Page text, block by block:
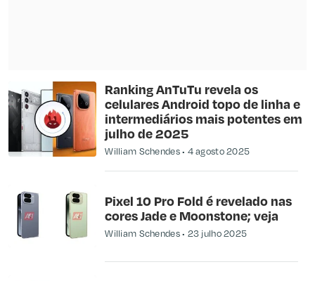
Ranking AnTuTu revela os
celulares Android topo de linha e
intermediários mais potentes em
julho de 2025
William Schendes 4 agosto 2025
Pixel 10 Pro Fold é revelado nas
cores Jade e Moonstone; veja
William Schendes 23 julho 2025